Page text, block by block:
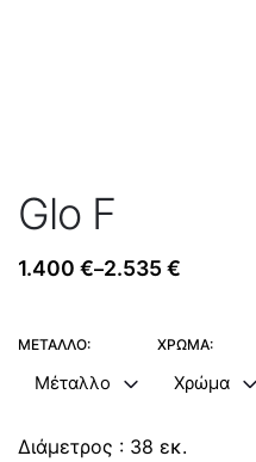
Glo F
1.400 €–2.535 €
Price
1.400 €
through
ΜΈΤΑΛΛΟ:
Μέταλλο
ΧΡΏΜΑ:
Χρώμα
Διάμετρος : 38 εκ.